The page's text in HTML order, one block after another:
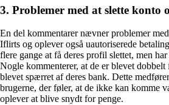
3. Problemer med at slette konto
En del kommentarer nævner problemer
Iflirts og oplever også uautoriserede
flere gange at få deres profil slettet, men
Nogle kommenterer, at de er blevet
blevet spærret af deres bank. Dette
brugerne, der føler, at de ikke kan komme
oplever at blive snydt for penge.